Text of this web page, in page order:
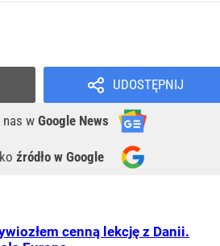
UDOSTĘPNIJ
nas w Google News
źródło w Google
cenną lekcję z Danii.